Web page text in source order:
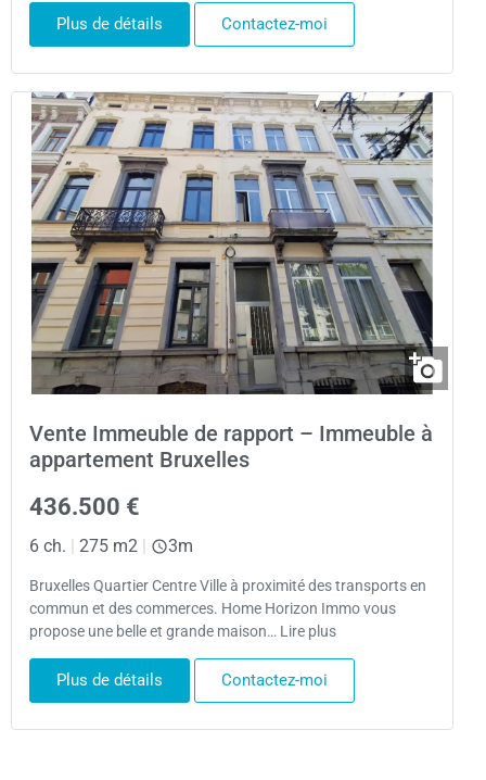
Plus de détails Contactez-moi
Vente Immeuble de rapport – Immeuble à
appartement Bruxelles
436.500 €
6 ch. | 275 m2 | 3m
Bruxelles Quartier Centre Ville à proximité des transports en
commun et des commerces. Home Horizon Immo vous
propose une belle et grande maison… Lire plus
Plus de détails Contactez-moi